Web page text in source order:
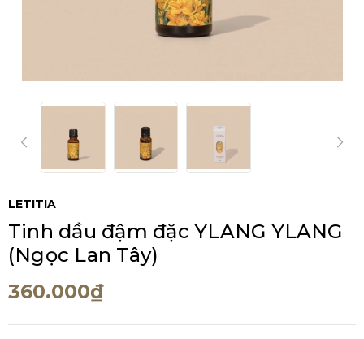
LETITIA
Tinh dầu đậm đặc YLANG YLANG
(Ngọc Lan Tây)
360.000₫